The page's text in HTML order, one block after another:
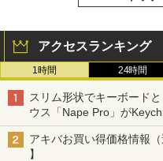
アクセスランキング
1時間 24時間
スリム形状でキーボード
ウス「Nape Pro」が
アキバお買い得価格情報
】